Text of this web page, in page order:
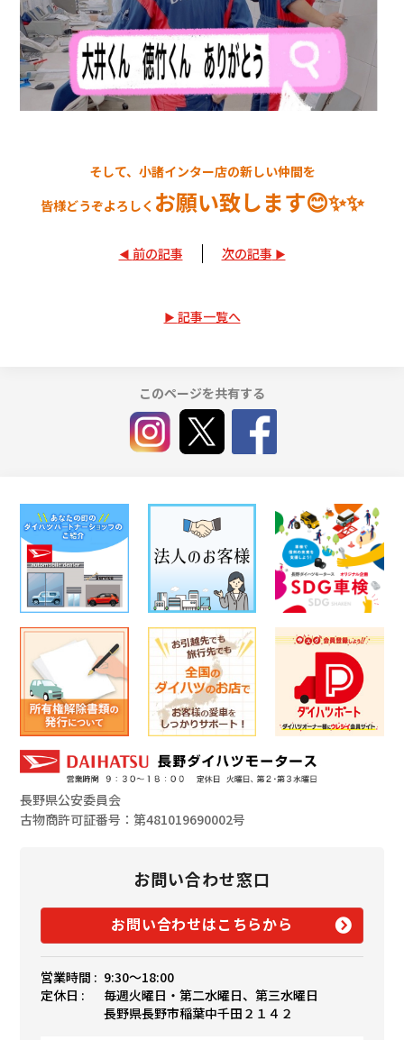
そして、小諸インター店の新しい仲間を
皆様どうぞよろしく お願い致します😊✨✨
前の記事 次の記事
記事一覧へ
このページを共有する
長野県公安委員会
古物商許可証番号：第481019690002号
お問い合わせ窓口
お問い合わせはこちらから
営業時間 : 9:30〜18:00
定休日 :
毎週火曜日・第二水曜日、第三水曜日
長野県長野市稲葉中千田２１４２